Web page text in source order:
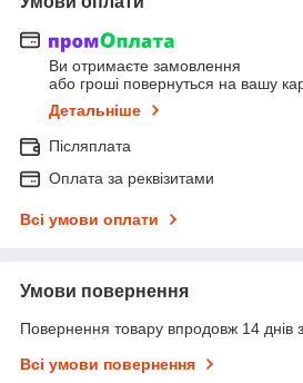
Ви отримаєте замовлення
або гроші повернуться на вашу
Детальніше
Післяплата
Оплата за реквізитами
Всі умови оплати
Умови повернення
Повернення товару впродовж 14 днів
Всі умови повернення